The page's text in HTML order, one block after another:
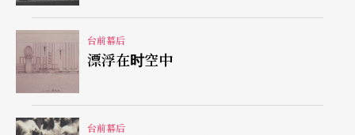
颂与臣服，陶馥兰卸下西方舞蹈技巧的武装，回归
对心灵的追求。
许多人在谈到台湾九〇年代舞蹈「东方主义」的趋
势里，陶馥兰是继林怀民、刘绍炉、林秀伟之后，
台前幕后
漂浮在时空中
台前幕后